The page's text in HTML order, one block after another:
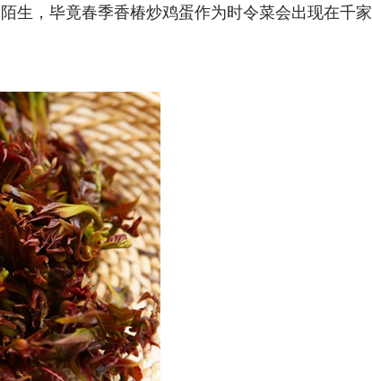
生，毕竟春季香椿炒鸡蛋作为时令菜会出现在千家